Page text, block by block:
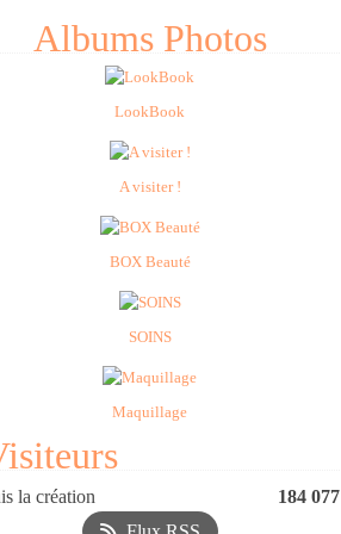
Albums Photos
LookBook
A visiter !
BOX Beauté
SOINS
Maquillage
la création
184 077